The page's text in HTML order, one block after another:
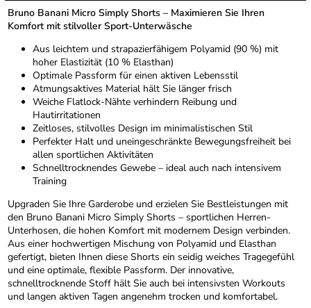
Bruno Banani Micro Simply Shorts – Maximieren Sie Ihren
Komfort mit stilvoller Sport-Unterwäsche
Aus leichtem und strapazierfähigem Polyamid (90 %) mit
hoher Elastizität (10 % Elasthan)
Optimale Passform für einen aktiven Lebensstil
Atmungsaktives Material hält Sie länger frisch
Weiche Flatlock-Nähte verhindern Reibung und
Hautirritationen
Zeitloses, stilvolles Design im minimalistischen Stil
Perfekter Halt und uneingeschränkte Bewegungsfreiheit bei
allen sportlichen Aktivitäten
Schnelltrocknendes Gewebe – ideal auch nach intensivem
Training
Upgraden Sie Ihre Garderobe und erzielen Sie Bestleistungen mit
den Bruno Banani Micro Simply Shorts – sportlichen Herren-
Unterhosen, die hohen Komfort mit modernem Design verbinden.
Aus einer hochwertigen Mischung von Polyamid und Elasthan
gefertigt, bieten Ihnen diese Shorts ein seidig weiches Tragegefühl
und eine optimale, flexible Passform. Der innovative,
schnelltrocknende Stoff hält Sie auch bei intensivsten Workouts
und langen aktiven Tagen angenehm trocken und komfortabel.